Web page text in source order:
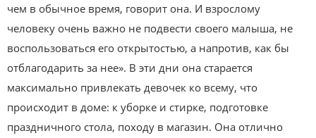
чем в обычное время, говорит она. И взрослому
человеку очень важно не подвести своего малыша, не
воспользоваться его открытостью, а напротив, как бы
отблагодарить за нее». В эти дни она старается
максимально привлекать девочек ко всему, что
происходит в доме: к уборке и стирке, подготовке
праздничного стола, походу в магазин. Она отлично